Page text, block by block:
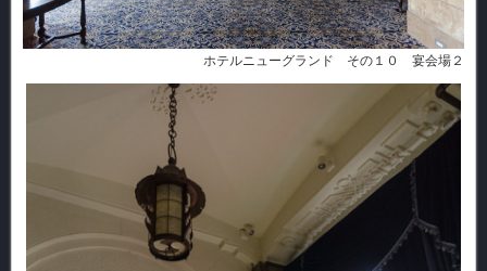
ホテルニューグランド その１０ 宴会場２